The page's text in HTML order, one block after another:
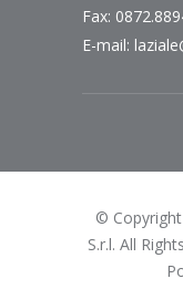
Fax:
E-mail:
© Copyright
S.r.l. All